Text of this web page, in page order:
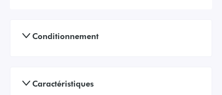
Conditionnement
Caractéristiques